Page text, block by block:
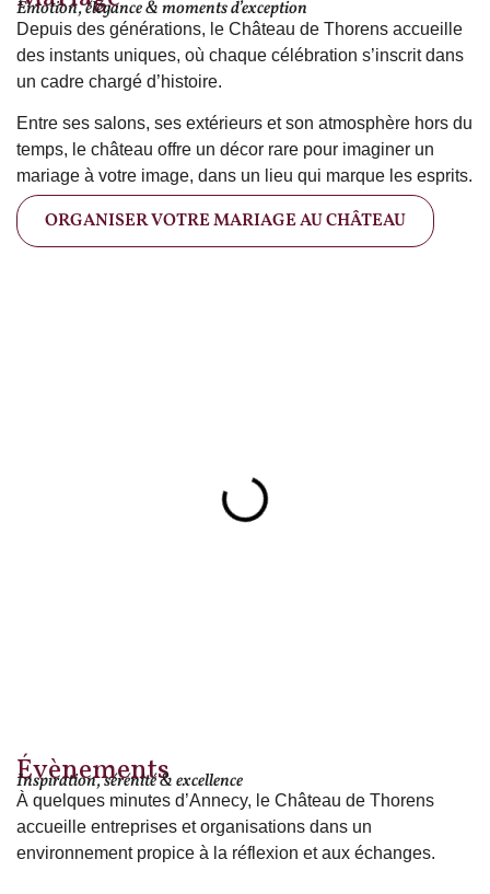
Émotion, élégance & moments d’exception
Depuis des générations, le Château de Thorens accueille
des instants uniques, où chaque célébration s’inscrit dans
un cadre chargé d’histoire.
Entre ses salons, ses extérieurs et son atmosphère hors du
temps, le château offre un décor rare pour imaginer un
mariage à votre image, dans un lieu qui marque les esprits.
ORGANISER VOTRE MARIAGE AU CHÂTEAU
Évènements
Inspiration, sérénité & excellence
À quelques minutes d’Annecy, le Château de Thorens
accueille entreprises et organisations dans un
environnement propice à la réflexion et aux échanges.